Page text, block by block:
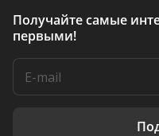
Получайте самые
первыми!